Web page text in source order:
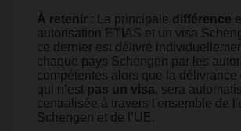
À retenir : La principale différence
autorisation ETIAS et un visa
ce dernier est délivré
chaque pays Schengen par les
compétentes alors que la délivrance
qui n’est pas un visa, sera
centralisée à travers l'ensemble de
Schengen et de l’UE.